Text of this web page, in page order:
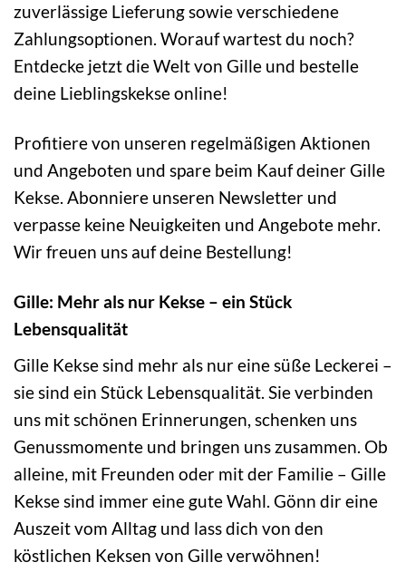
zuverlässige Lieferung sowie verschiedene
Zahlungsoptionen. Worauf wartest du noch?
Entdecke jetzt die Welt von Gille und bestelle
deine Lieblingskekse online!
Profitiere von unseren regelmäßigen Aktionen
und Angeboten und spare beim Kauf deiner Gille
Kekse. Abonniere unseren Newsletter und
verpasse keine Neuigkeiten und Angebote mehr.
Wir freuen uns auf deine Bestellung!
Gille: Mehr als nur Kekse – ein Stück
Lebensqualität
Gille Kekse sind mehr als nur eine süße Leckerei –
sie sind ein Stück Lebensqualität. Sie verbinden
uns mit schönen Erinnerungen, schenken uns
Genussmomente und bringen uns zusammen. Ob
alleine, mit Freunden oder mit der Familie – Gille
Kekse sind immer eine gute Wahl. Gönn dir eine
Auszeit vom Alltag und lass dich von den
köstlichen Keksen von Gille verwöhnen!